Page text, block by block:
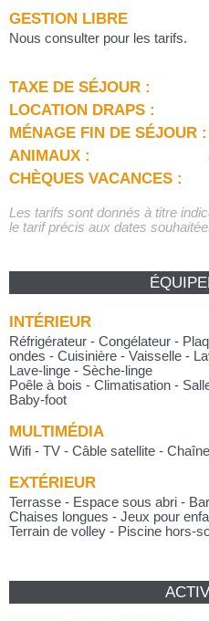
GESTION LIBRE
Nous consulter pour les tarifs.
TAXE DE SÉJOUR :
LOCATION DRAPS :
MÉNAGE FIN DE SÉJOUR :
ANIMAUX :
CHÈQUES VACANCES :
Les tarifs sont donnés à titre
le tarif précis aux dates
INTÉRIEUR
Réfrigérateur - Congélateur -
ondes - Cuisinière - Vaisselle -
Lave-linge - Sèche-linge
Poêle à bois - Climatisation -
Baby-foot
MULTIMÉDIA
Wifi - TV - Câble satellite -
EXTÉRIEUR
Terrasse - Espace sous abri -
Chaises longues - Jeux pour
Terrain de volley - Piscine hors-